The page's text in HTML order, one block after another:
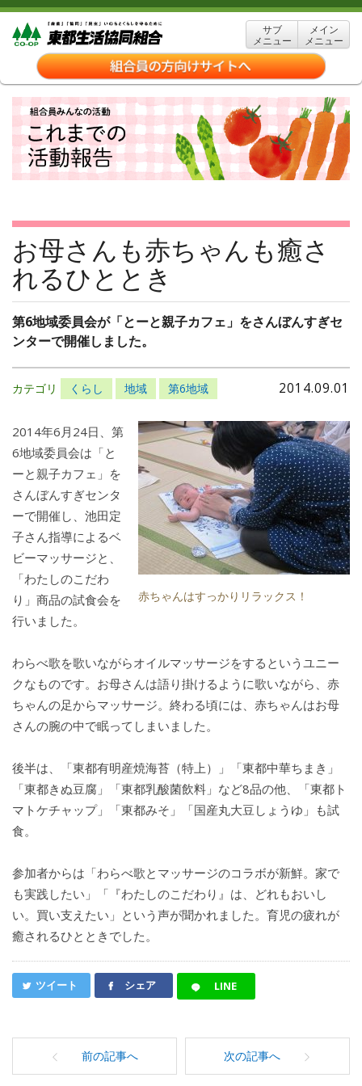
サブ
メニュー
メイン
メニュー
お母さんも赤ちゃんも癒さ
れるひととき
第6地域委員会が「とーと親子カフェ」をさんぼんすぎセ
ンターで開催しました。
2014.09.01
カテゴリ くらし 地域 第6地域
赤ちゃんはすっかりリラックス！
2014年6月24日、第
6地域委員会は「と
ーと親子カフェ」を
さんぼんすぎセンタ
ーで開催し、池田定
子さん指導によるベ
ビーマッサージと、
「わたしのこだわ
り」商品の試食会を
行いました。
わらべ歌を歌いながらオイルマッサージをするというユニー
クなものです。お母さんは語り掛けるように歌いながら、赤
ちゃんの足からマッサージ。終わる頃には、赤ちゃんはお母
さんの腕の中で眠ってしまいました。
後半は、「東都有明産焼海苔（特上）」「東都中華ちまき」
「東都きぬ豆腐」「東都乳酸菌飲料」など8品の他、「東都ト
マトケチャップ」「東都みそ」「国産丸大豆しょうゆ」も試
食。
参加者からは「わらべ歌とマッサージのコラボが新鮮。家で
も実践したい」「『わたしのこだわり』は、どれもおいし
い。買い支えたい」という声が聞かれました。育児の疲れが
癒されるひとときでした。
ツイート シェア LINE
前の記事へ 次の記事へ